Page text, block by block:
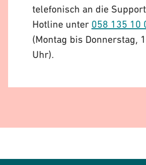
telefonisch an die
Hotline unter 058 135 10
(Montag bis Donnerstag,
Uhr).